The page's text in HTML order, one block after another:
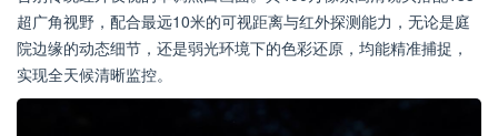
超广角视野，配合最远10米的可视距离与红外探测能力，无论是庭
院边缘的动态细节，还是弱光环境下的色彩还原，均能精准捕捉，
实现全天候清晰监控。